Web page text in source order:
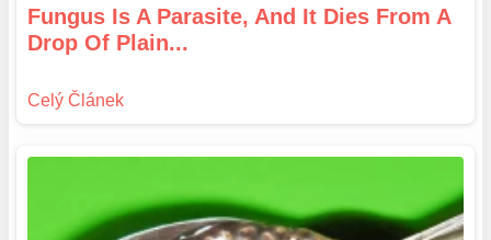
Fungus Is A Parasite, And It Dies From A
Drop Of Plain...